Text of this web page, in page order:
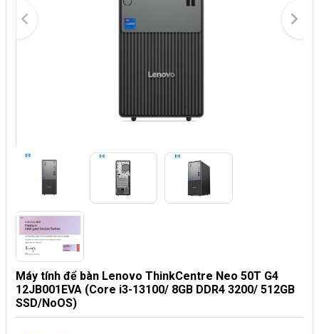
Máy tính để bàn Lenovo ThinkCentre Neo 50T G4
12JB001EVA (Core i3-13100/ 8GB DDR4 3200/ 512GB
SSD/NoOS)